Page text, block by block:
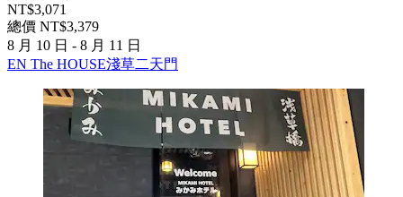
NT$3,071
總價 NT$3,379
8 月 10 日 - 8 月 11 日
EN The HOUSE淺草二天門